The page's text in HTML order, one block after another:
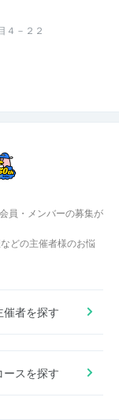
４－２２
員・メンバーの募集が
どの主催者様のお悩
催者を探す
ースを探す